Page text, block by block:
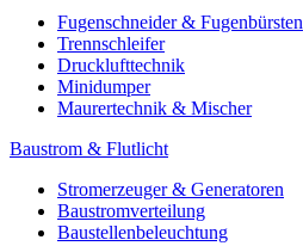
Fugenschneider & Fugenbürsten
Trennschleifer
Drucklufttechnik
Minidumper
Maurertechnik & Mischer
Baustrom & Flutlicht
Stromerzeuger & Generatoren
Baustromverteilung
Baustellenbeleuchtung